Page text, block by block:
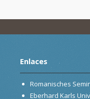
Enlaces
Romanisches
Eberhard Karls